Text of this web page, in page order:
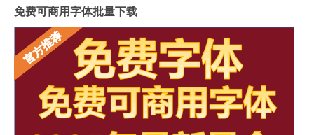
免费可商用字体批量下载